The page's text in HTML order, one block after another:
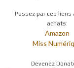
Passez par ces liens
achats:
Amazon
Miss
Devenez